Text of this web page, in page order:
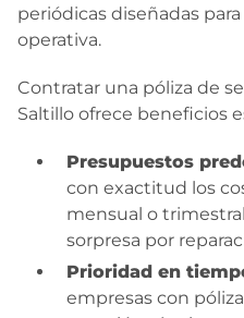
periódicas diseñadas
operativa.
Contratar una póliza de
Saltillo ofrece beneficios
Presupuestos
con exactitud los
mensual o
sorpresa por
Prioridad en
empresas con